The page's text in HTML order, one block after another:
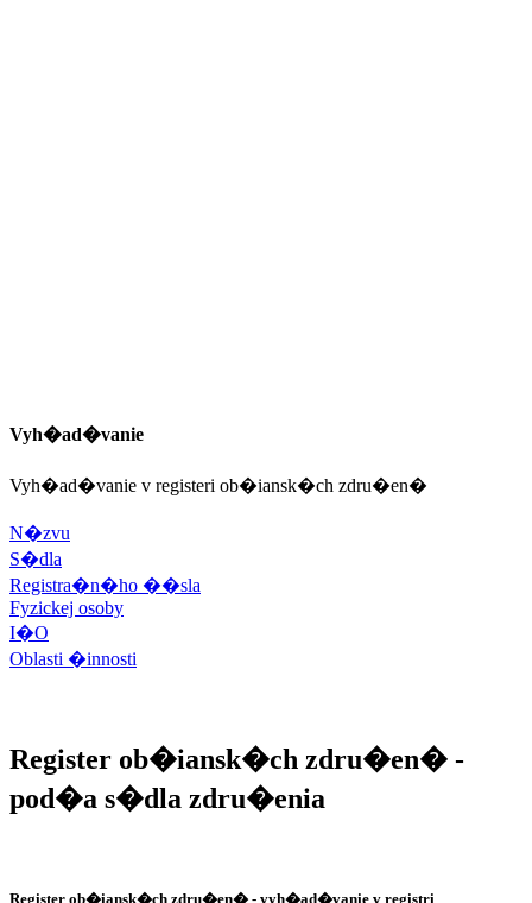
Vyh�ad�vanie
Vyh�ad�vanie v registeri ob�iansk�ch zdru�en�
N�zvu
S�dla
Registra�n�ho ��sla
Fyzickej osoby
I�O
Oblasti �innosti
Register ob�iansk�ch zdru�en� -
pod�a s�dla zdru�enia
Register ob�iansk�ch zdru�en� - vyh�ad�vanie v registri